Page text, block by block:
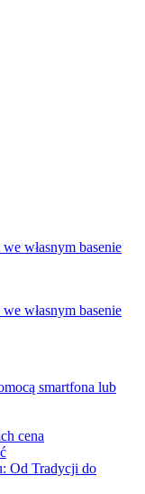
własnym basenie
własnym basenie
smartfona lub
cena
Od Tradycji do